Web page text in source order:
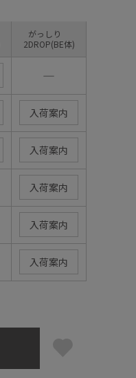
がっしり
2DROP(BE体)
―
入荷案内
入荷案内
入荷案内
入荷案内
入荷案内